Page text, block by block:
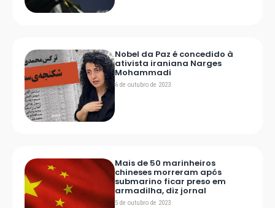
Nobel da Paz é concedido à
ativista iraniana Narges
Mohammadi
6 de outubro de 2023
Mais de 50 marinheiros
chineses morreram após
submarino ficar preso em
armadilha, diz jornal
5 de outubro de 2023